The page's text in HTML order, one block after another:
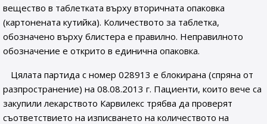
вещество в таблетката върху вторичната опаковка
(картонената кутийка). Количеството за таблетка,
обозначено върху блистера е правилно. Неправилното
обозначение е открито в единична опаковка.
Цялата партида с номер 028913 е блокирана (спряна от
разпространение) на 08.08.2013 г. Пациенти, които вече са
закупили лекарството Карвилекс трябва да проверят
съответствието на изписването на количеството на